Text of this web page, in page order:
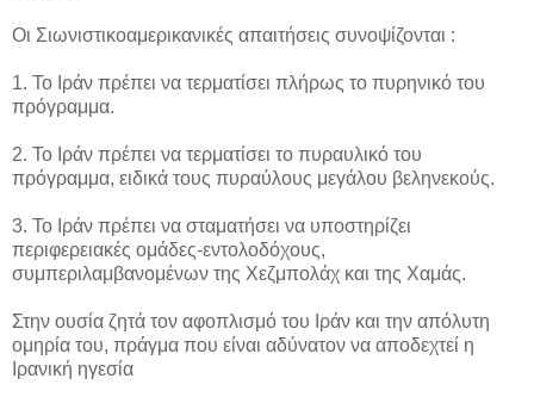
Οι Σιωνιστικοαμερικανικές απαιτήσεις συνοψίζονται :
1. Το Ιράν πρέπει να τερματίσει πλήρως το πυρηνικό του
πρόγραμμα.
2. Το Ιράν πρέπει να τερματίσει το πυραυλικό του
πρόγραμμα, ειδικά τους πυραύλους μεγάλου βεληνεκούς.
3. Το Ιράν πρέπει να σταματήσει να υποστηρίζει
περιφερειακές ομάδες-εντολοδόχους,
συμπεριλαμβανομένων της Χεζμπολάχ και της Χαμάς.
Στην ουσία ζητά τον αφοπλισμό του Ιράν και την απόλυτη
ομηρία του, πράγμα που είναι αδύνατον να αποδεχτεί η
Ιρανική ηγεσία